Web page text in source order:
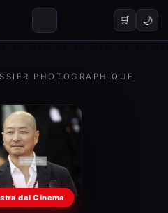
🛒 🌙
PHOTOGRAPHIQUE
del Cinema